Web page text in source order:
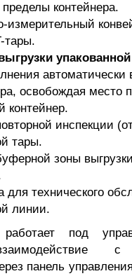
пределы контейнера.
измерительный
тары.
автоматически
освобождая место
инспекции
тары.
зоны
для технического
линии.
работает под
с
панель